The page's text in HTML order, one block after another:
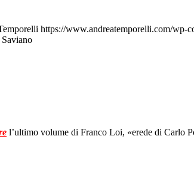
https://www.andreatemporelli.com/wp-
l’ultimo volume di Franco Loi, «erede di Carlo